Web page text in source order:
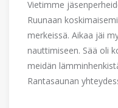
Vietimme
Ruunaan
merkeissä. Aikaa jäi
nauttimiseen. Sää oli
meidän
Rantasaunan